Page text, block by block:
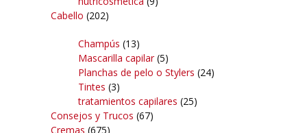
Cabello (202)
Champús (13)
Mascarilla capilar(5)
Planchas de pelo o Stylers (24)
Tintes (3)
tratamientos capilares (25)
Consejos y Trucos (67)
Cremas (675)